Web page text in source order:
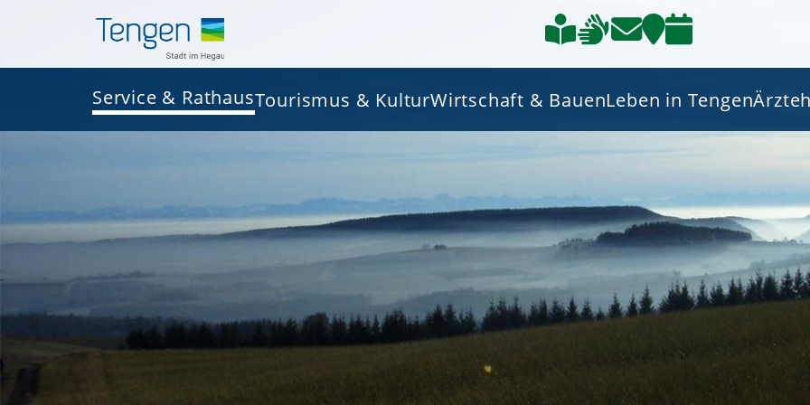
Service & RathausTourismus & KulturWirtschaft & BauenLeben in Tengen